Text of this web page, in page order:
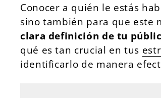
Conocer a quién le estás
sino también para que este
clara definición de tu
qué es tan crucial en tus
identificarlo de manera